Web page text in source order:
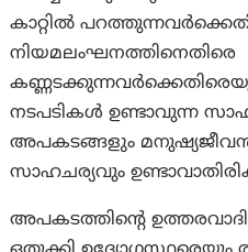
കാറ്റിൽ
നിയമലംഘനത്തിനെതിരെ
നടപടികൾ ഉണ്ടാവുന്ന
അപകടങ്ങളും മനുഷ്യജീവൻ
സാഹചര്യവും
അപകടത്തിന്റെ